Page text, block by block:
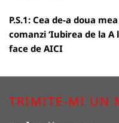
P.S.1: Cea de-a doua
comanzi ‘Iubirea de la
face de AICI
TRIMITE-MI UN